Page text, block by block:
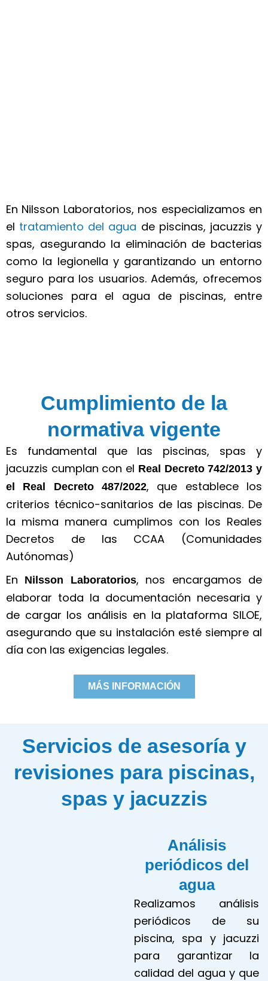
En Nilsson Laboratorios, nos especializamos en
el tratamiento del agua de piscinas, jacuzzis y
spas, asegurando la eliminación de bacterias
como la legionella y garantizando un entorno
seguro para los usuarios. Además, ofrecemos
soluciones para el agua de piscinas, entre
otros servicios.
Cumplimiento de la
normativa vigente
Es fundamental que las piscinas, spas y
jacuzzis cumplan con el Real Decreto 742/2013 y
el Real Decreto 487/2022, que establece los
criterios técnico-sanitarios de las piscinas. De
la misma manera cumplimos con los Reales
Decretos de las CCAA (Comunidades
Autónomas)
En
Nilsson Laboratorios, nos encargamos de
elaborar toda la documentación necesaria y
de cargar los análisis en la plataforma SILOE,
asegurando que su instalación esté siempre al
día con las exigencias legales.
MÁS INFORMACIÓN
Servicios de asesoría y
revisiones para piscinas,
spas y jacuzzis
Análisis
periódicos del
agua
Realizamos análisis
periódicos de su
piscina, spa y jacuzzi
para garantizar la
calidad del agua y que